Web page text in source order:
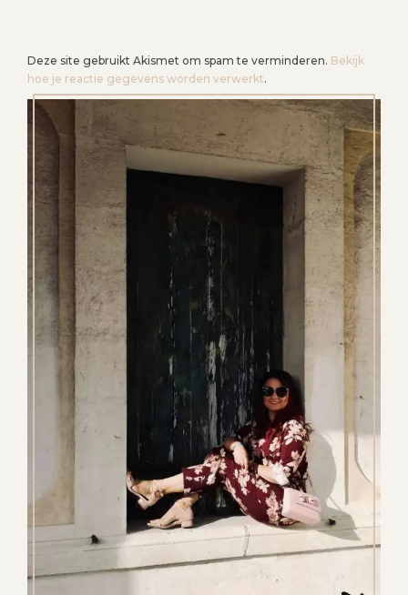
Deze site gebruikt Akismet om spam te verminderen. Bekijk
hoe je reactie gegevens worden verwerkt.